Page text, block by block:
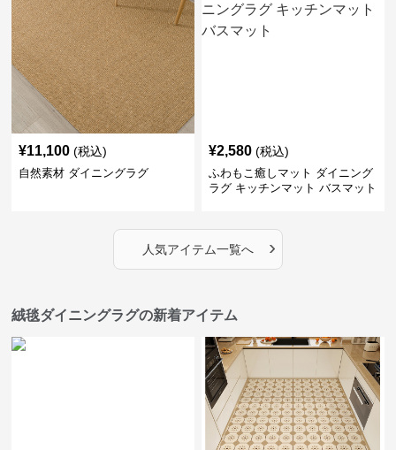
¥11,100 (税込)
自然素材 ダイニングラグ
¥2,580 (税込)
ふわもこ癒しマット ダイニング
ラグ キッチンマット バスマット
人気アイテム一覧へ ›
絨毯ダイニングラグの新着アイテム